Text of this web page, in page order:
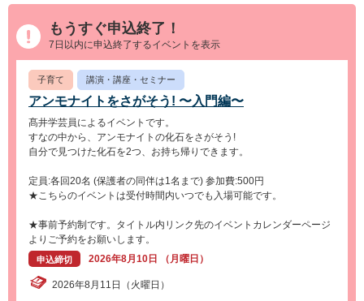
もうすぐ申込終了！
7日以内に申込終了するイベントを表示
子育て 講演・講座・セミナー
アンモナイトをさがそう! 〜入門編〜
髙井学芸員によるイベントです。
すなの中から、アンモナイトの化石をさがそう!
自分で見つけた化石を2つ、お持ち帰りできます。
定員:各回20名 (保護者の同伴は1名まで) 参加費:500円
★こちらのイベントは受付時間内いつでも入場可能です。
★事前予約制です。タイトル内リンク先のイベントカレンダーページ
よりご予約をお願いします。
申込締切 2026年8月10日 （月曜日）
2026年8月11日（火曜日）